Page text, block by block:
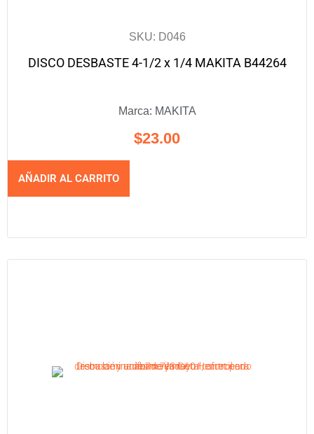
SKU: D046
DISCO DESBASTE 4-1/2 x 1/4 MAKITA B44264
Marca: MAKITA
$23.00
AÑADIR AL CARRITO